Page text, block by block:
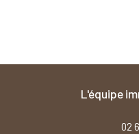
l'équipe
02